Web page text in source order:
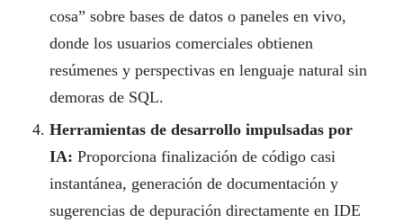
cosa” sobre bases de datos o paneles en vivo,
donde los usuarios comerciales obtienen
resúmenes y perspectivas en lenguaje natural sin
demoras de SQL.
Herramientas de desarrollo impulsadas por
IA: Proporciona finalización de código casi
instantánea, generación de documentación y
sugerencias de depuración directamente en IDE